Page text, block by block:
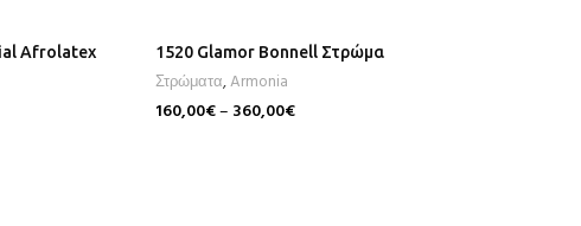
Afrolatex
1520 Glamor Bonnell Στρώμα
Στρώματα,Armonia
160,00€– 360,00€